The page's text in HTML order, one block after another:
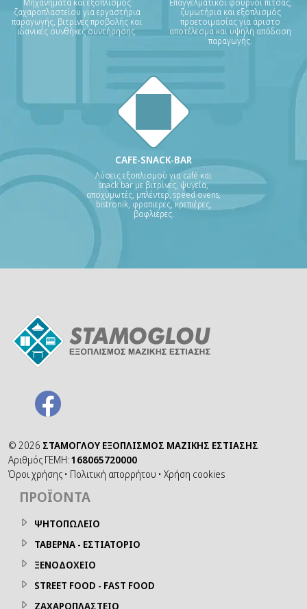
Μηχανήματα και εξοπλισμός
ζαχαροπλαστείου για εργαστήρια
παραγωγής, βιτρίνες προβολής και
ιδανικές συνθήκες συντήρησης.
Επαγγελματικοί φούρνοι πίτσας,
ζυμωτήρια και εξοπλισμός
προετοιμασίας για άριστο
αποτέλεσμα και υψηλή απόδοση
παραγωγής.
CAFE-SNACK-BAR
Λύσεις εξοπλισμού για café και
snack bar με βιτρίνες, ψυγεία,
αποχυμωτές, μπλέντερ, speed ovens,
bistronik, φραπιερες, κρεπιέρες,
βαφλιέρες.
© 2026 ΣΤΑΜΟΓΛΟΥ ΕΞΟΠΛΙΣΜΟΣ ΜΑΖΙΚΗΣ ΕΣΤΙΑΣΗΣ
Αριθμός ΓΕΜΗ: 168065720000
Όροι χρήσης • Πολιτική απορρήτου • Χρήση cookies
ΠΡΟΪΌΝΤΑ
ΨΗΤΟΠΩΛΕΙΟ
ΤΑΒΕΡΝΑ - ΕΣΤΙΑΤΟΡΙΟ
ΞΕΝΟΔΟΧΕΙΟ
STREET FOOD - FAST FOOD
ΖΑΧΑΡΟΠΛΑΣΤΕΙΟ